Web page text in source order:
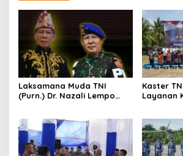
Laksamana Muda TNI
(Purn.) Dr. Nazali Lempo
Tegas, Berintegritas, dan
Tidak Berkompromi
terhadap Penegakan
Hukum
Kaster
Layanan
untuk